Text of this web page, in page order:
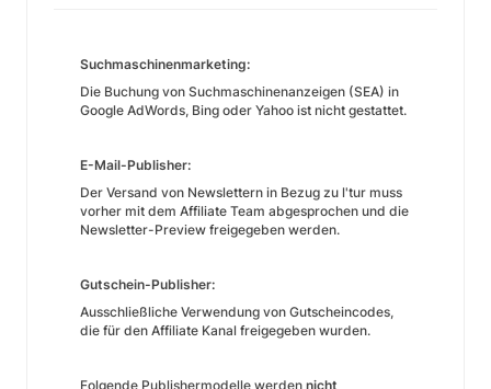
Suchmaschinenmarketing:
Die Buchung von Suchmaschinenanzeigen (SEA) in
Google AdWords, Bing oder Yahoo ist nicht gestattet.
E-Mail-Publisher:
Der Versand von Newslettern in Bezug zu l'tur muss
vorher mit dem Affiliate Team abgesprochen und die
Newsletter-Preview freigegeben werden.
Gutschein-Publisher:
Ausschließliche Verwendung von Gutscheincodes,
die für den Affiliate Kanal freigegeben wurden.
Folgende Publishermodelle werden nicht